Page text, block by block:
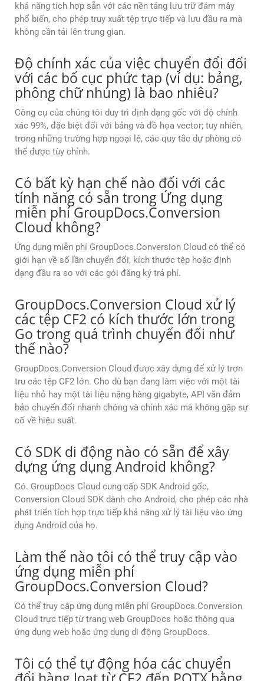
khả năng tích hợp sẵn với các nền tảng lưu trữ đám mây
phổ biến, cho phép truy xuất tệp trực tiếp và lưu đầu ra mà
không cần tải lên trung gian.
Độ chính xác của việc chuyển đổi đối
với các bố cục phức tạp (ví dụ: bảng,
phông chữ nhúng) là bao nhiêu?
Công cụ của chúng tôi duy trì định dạng gốc với độ chính
xác 99%, đặc biệt đối với bảng và đồ họa vector; tuy nhiên,
trong những trường hợp ngoại lệ, các quy tắc dự phòng có
thể được tùy chỉnh.
Có bất kỳ hạn chế nào đối với các
tính năng có sẵn trong Ứng dụng
miễn phí GroupDocs.Conversion
Cloud không?
Ứng dụng miễn phí GroupDocs.Conversion Cloud có thể có
giới hạn về số lần chuyển đổi, kích thước tệp hoặc định
dạng đầu ra so với các gói đăng ký trả phí.
GroupDocs.Conversion Cloud xử lý
các tệp CF2 có kích thước lớn trong
Go trong quá trình chuyển đổi như
thế nào?
GroupDocs.Conversion Cloud được xây dựng để xử lý trơn
tru các tệp CF2 lớn. Cho dù bạn đang làm việc với một tài
liệu nhỏ hay một tài liệu nặng hàng gigabyte, API vẫn đảm
bảo chuyển đổi nhanh chóng và chính xác mà không gặp sự
cố về hiệu suất.
Có SDK di động nào có sẵn để xây
dựng ứng dụng Android không?
Có. GroupDocs Cloud cung cấp SDK Android gốc,
Conversion Cloud SDK dành cho Android, cho phép các nhà
phát triển tích hợp trực tiếp khả năng xử lý tài liệu vào ứng
dụng Android của họ.
Làm thế nào tôi có thể truy cập vào
ứng dụng miễn phí
GroupDocs.Conversion Cloud?
Có thể truy cập ứng dụng miễn phí GroupDocs.Conversion
Cloud trực tiếp từ trang web GroupDocs hoặc thông qua
ứng dụng web hoặc ứng dụng di động GroupDocs.
Tôi có thể tự động hóa các chuyển